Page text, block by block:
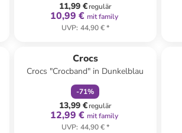
11,99 €regulär
10,99 € mit family
UVP: 44,90 €*
Crocs
Crocs "Crocband" in Dunkelblau
-71%
13,99 €regulär
12,99 € mit family
UVP: 44,90 €*